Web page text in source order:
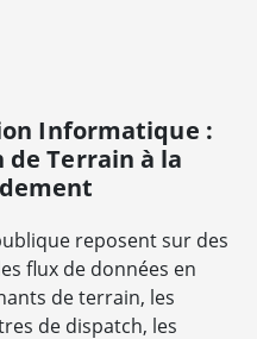
Informatique :
de Terrain à la
reposent sur des
flux de données en
de terrain, les
de dispatch, les